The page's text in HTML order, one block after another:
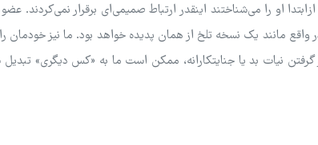
او را می‌شناختند اینقدر ارتباط صمیمی‌ای برقرار نمی‌کردند.
مانند یک نسخه تلخ از همان پدیده خواهد بود. ما نیز خودمان
نیات بد یا جنایتکارانه، ممکن است ما به «کس دیگری»